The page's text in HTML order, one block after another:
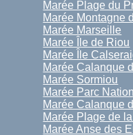
Marée Plage du
Marée Montagne
Marée Marseille
Marée Île de Riou
Marée Île
Marée Calanque
Marée Sormiou
Marée Parc
Marée Calanque
Marée Plage de
Marée Anse des